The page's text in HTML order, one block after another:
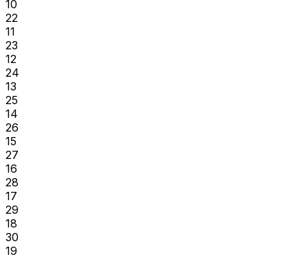
10
22
11
23
12
24
13
25
14
26
15
27
16
28
17
29
18
30
19